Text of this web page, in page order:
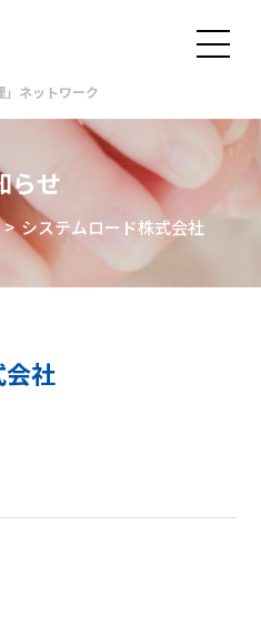
」ネットワーク
らせ
システムロード株式会社
会社